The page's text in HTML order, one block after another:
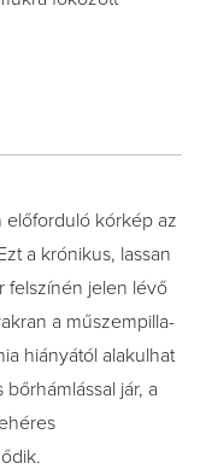
előforduló kórkép az
a krónikus, lassan
felszínén jelen lévő
a műszempilla-
hiányától alakulhat
jár, a